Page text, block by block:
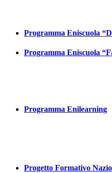
Programma Eniscuola
Programma Eniscuola
Programma Enilearning
Progetto Formativo